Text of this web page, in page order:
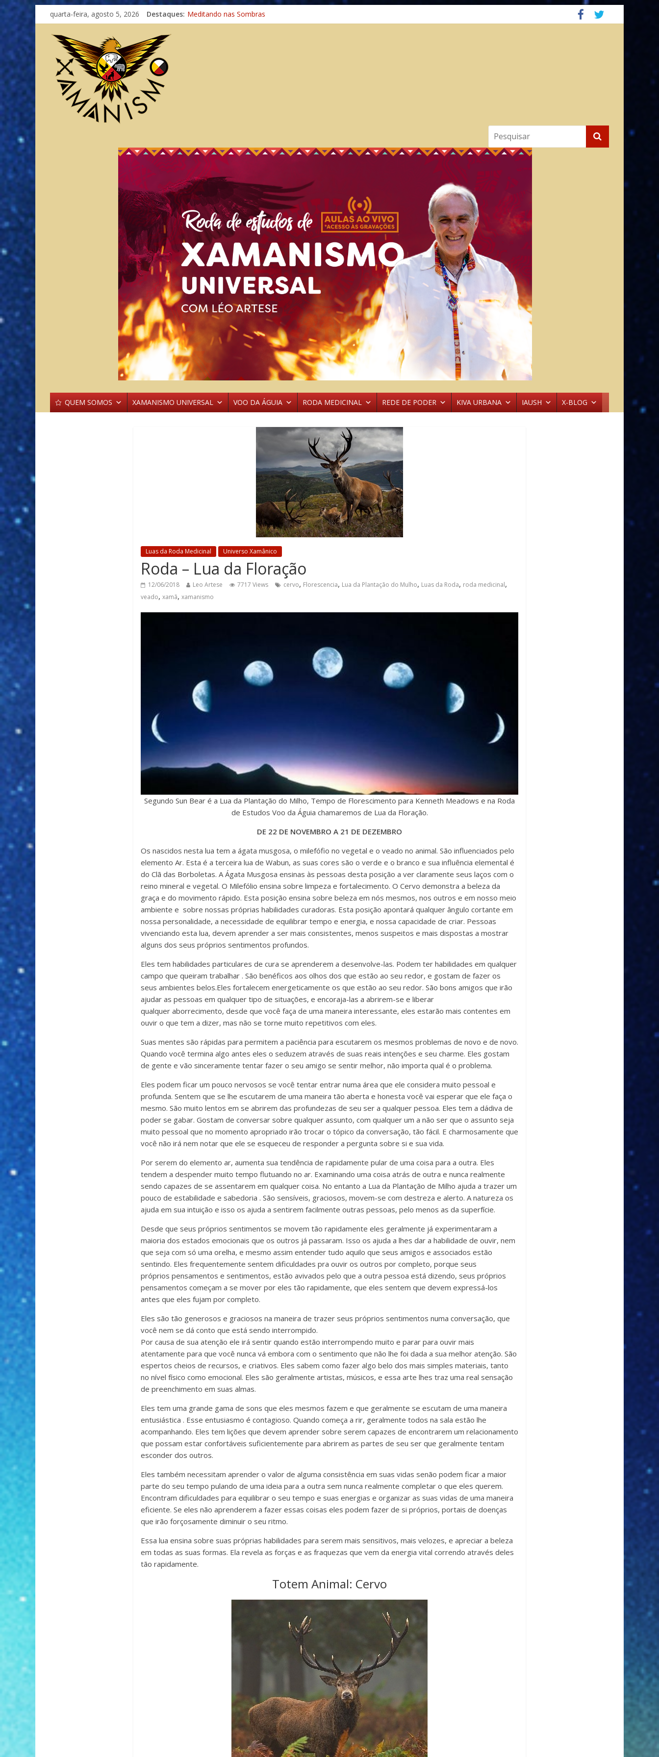
quarta-feira, agosto 5, 2026 Destaques: Meditando nas Sombras
Autosuficiência: A Jornada do Espírito Ancestral
QUEM SOMOS XAMANISMO UNIVERSAL VOO DA ÁGUIA RODA MEDICINAL REDE DE PODER KIVA URBANA IAUSH X-BLOG
Luas da Roda Medicinal Universo Xamânico
Roda – Lua da Floração
12/06/2018 Leo Artese 7717 Views cervo, Florescencia, Lua da Plantação do Mulho, Luas da Roda, roda medicinal,
veado, xamã, xamanismo
Segundo Sun Bear é a Lua da Plantação do Milho, Tempo de Florescimento para Kenneth Meadows e na Roda
de Estudos Voo da Águia chamaremos de Lua da Floração.
DE 22 DE NOVEMBRO A 21 DE DEZEMBRO
Os nascidos nesta lua tem a ágata musgosa, o milefófio no vegetal e o veado no animal. São influenciados pelo
elemento Ar. Esta é a terceira lua de Wabun, as suas cores são o verde e o branco e sua influência elemental é
do Clã das Borboletas. A Ágata Musgosa ensinas às pessoas desta posição a ver claramente seus laços com o
reino mineral e vegetal. O Milefólio ensina sobre limpeza e fortalecimento. O Cervo demonstra a beleza da
graça e do movimento rápido. Esta posição ensina sobre beleza em nós mesmos, nos outros e em nosso meio
ambiente e sobre nossas próprias habilidades curadoras. Esta posição apontará qualquer ângulo cortante em
nossa personalidade, a necessidade de equilibrar tempo e energia, e nossa capacidade de criar. Pessoas
vivenciando esta lua, devem aprender a ser mais consistentes, menos suspeitos e mais dispostas a mostrar
alguns dos seus próprios sentimentos profundos.
Eles tem habilidades particulares de cura se aprenderem a desenvolve-las. Podem ter habilidades em qualquer
campo que queiram trabalhar . São benéficos aos olhos dos que estão ao seu redor, e gostam de fazer os
seus ambientes belos.Eles fortalecem energeticamente os que estão ao seu redor. São bons amigos que irão
ajudar as pessoas em qualquer tipo de situações, e encoraja-las a abrirem-se e liberar
qualquer aborrecimento, desde que você faça de uma maneira interessante, eles estarão mais contentes em
ouvir o que tem a dizer, mas não se torne muito repetitivos com eles.
Suas mentes são rápidas para permitem a paciência para escutarem os mesmos problemas de novo e de novo.
Quando você termina algo antes eles o seduzem através de suas reais intenções e seu charme. Eles gostam
de gente e vão sinceramente tentar fazer o seu amigo se sentir melhor, não importa qual é o problema.
Eles podem ficar um pouco nervosos se você tentar entrar numa área que ele considera muito pessoal e
profunda. Sentem que se lhe escutarem de uma maneira tão aberta e honesta você vai esperar que ele faça o
mesmo. São muito lentos em se abrirem das profundezas de seu ser a qualquer pessoa. Eles tem a dádiva de
poder se gabar. Gostam de conversar sobre qualquer assunto, com qualquer um a não ser que o assunto seja
muito pessoal que no momento apropriado irão trocar o tópico da conversação, tão fácil. E charmosamente que
você não irá nem notar que ele se esqueceu de responder a pergunta sobre si e sua vida.
Por serem do elemento ar, aumenta sua tendência de rapidamente pular de uma coisa para a outra. Eles
tendem a despender muito tempo flutuando no ar. Examinando uma coisa atrás de outra e nunca realmente
sendo capazes de se assentarem em qualquer coisa. No entanto a Lua da Plantação de Milho ajuda a trazer um
pouco de estabilidade e sabedoria . São sensíveis, graciosos, movem-se com destreza e alerto. A natureza os
ajuda em sua intuição e isso os ajuda a sentirem facilmente outras pessoas, pelo menos as da superfície.
Desde que seus próprios sentimentos se movem tão rapidamente eles geralmente já experimentaram a
maioria dos estados emocionais que os outros já passaram. Isso os ajuda a lhes dar a habilidade de ouvir, nem
que seja com só uma orelha, e mesmo assim entender tudo aquilo que seus amigos e associados estão
sentindo. Eles frequentemente sentem dificuldades pra ouvir os outros por completo, porque seus
próprios pensamentos e sentimentos, estão avivados pelo que a outra pessoa está dizendo, seus próprios
pensamentos começam a se mover por eles tão rapidamente, que eles sentem que devem expressá-los
antes que eles fujam por completo.
Eles são tão generosos e graciosos na maneira de trazer seus próprios sentimentos numa conversação, que
você nem se dá conto que está sendo interrompido.
Por causa de sua atenção ele irá sentir quando estão interrompendo muito e parar para ouvir mais
atentamente para que você nunca vá embora com o sentimento que não lhe foi dada a sua melhor atenção. São
espertos cheios de recursos, e criativos. Eles sabem como fazer algo belo dos mais simples materiais, tanto
no nível físico como emocional. Eles são geralmente artistas, músicos, e essa arte lhes traz uma real sensação
de preenchimento em suas almas.
Eles tem uma grande gama de sons que eles mesmos fazem e que geralmente se escutam de uma maneira
entusiástica . Esse entusiasmo é contagioso. Quando começa a rir, geralmente todos na sala estão lhe
acompanhando. Eles tem lições que devem aprender sobre serem capazes de encontrarem um relacionamento
que possam estar confortáveis suficientemente para abrirem as partes de seu ser que geralmente tentam
esconder dos outros.
Eles também necessitam aprender o valor de alguma consistência em suas vidas senão podem ficar a maior
parte do seu tempo pulando de uma ideia para a outra sem nunca realmente completar o que eles querem.
Encontram dificuldades para equilibrar o seu tempo e suas energias e organizar as suas vidas de uma maneira
eficiente. Se eles não aprenderem a fazer essas coisas eles podem fazer de si próprios, portais de doenças
que irão forçosamente diminuir o seu ritmo.
Essa lua ensina sobre suas próprias habilidades para serem mais sensitivos, mais velozes, e apreciar a beleza
em todas as suas formas. Ela revela as forças e as fraquezas que vem da energia vital correndo através deles
tão rapidamente.
Totem Animal: Cervo